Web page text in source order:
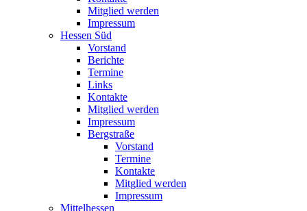
Mitglied werden
Impressum
Hessen Süd
Vorstand
Berichte
Termine
Links
Kontakte
Mitglied werden
Impressum
Bergstraße
Vorstand
Termine
Kontakte
Mitglied werden
Impressum
Mittelhessen